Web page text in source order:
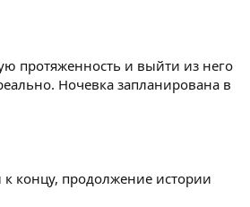
протяженность и выйти из него
Ночевка запланирована в
концу, продолжение истории